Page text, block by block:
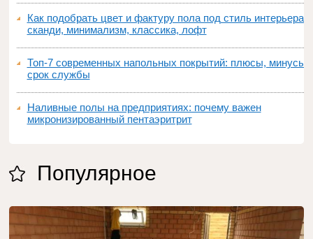
Как подобрать цвет и фактуру пола под стиль интерьера:
сканди, минимализм, классика, лофт
Топ‑7 современных напольных покрытий: плюсы, минусы,
срок службы
Наливные полы на предприятиях: почему важен
микронизированный пентаэритрит
Популярное